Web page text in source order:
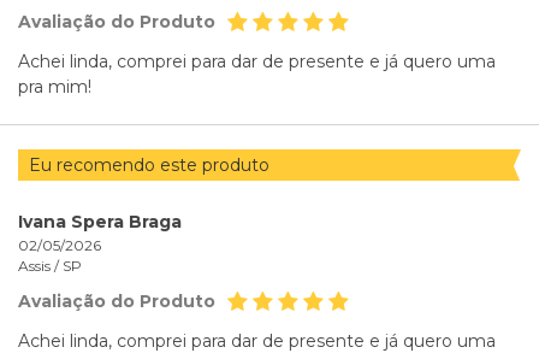
Avaliação do Produto
Achei linda, comprei para dar de presente e já quero uma
pra mim!
Eu recomendo este produto
Ivana Spera Braga
02/05/2026
Assis / SP
Avaliação do Produto
Achei linda, comprei para dar de presente e já quero uma